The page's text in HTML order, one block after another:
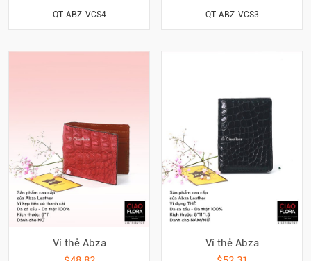
QT-ABZ-VCS4 QT-ABZ-VCS3
Ví thẻ Abza
Ví thẻ Abza